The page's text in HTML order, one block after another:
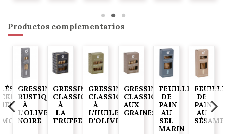
Productos complementarios
GRESSINS
RUSTIQUES
À
L'OLIVE
NOIRE
GRESSINS
CLASSIQUES
À
LA
TRUFFE
GRESSINS
CLASSIQUES
À
L'HUILE
D'OLIVE
GRESSINS
CLASSIQUES
AUX
GRAINES
FEUILLES
DE
PAIN
AU
SEL
MARIN
DE
PAIN
AU
SÉSAME